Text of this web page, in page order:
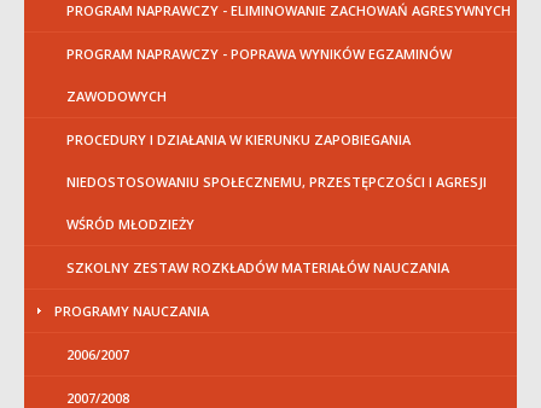
PROGRAM NAPRAWCZY - ELIMINOWANIE ZACHOWAŃ AGRESYWNYCH
PROGRAM NAPRAWCZY - POPRAWA WYNIKÓW EGZAMINÓW
ZAWODOWYCH
PROCEDURY I DZIAŁANIA W KIERUNKU ZAPOBIEGANIA
NIEDOSTOSOWANIU SPOŁECZNEMU, PRZESTĘPCZOŚCI I AGRESJI
WŚRÓD MŁODZIEŻY
SZKOLNY ZESTAW ROZKŁADÓW MATERIAŁÓW NAUCZANIA
PROGRAMY NAUCZANIA
2006/2007
2007/2008